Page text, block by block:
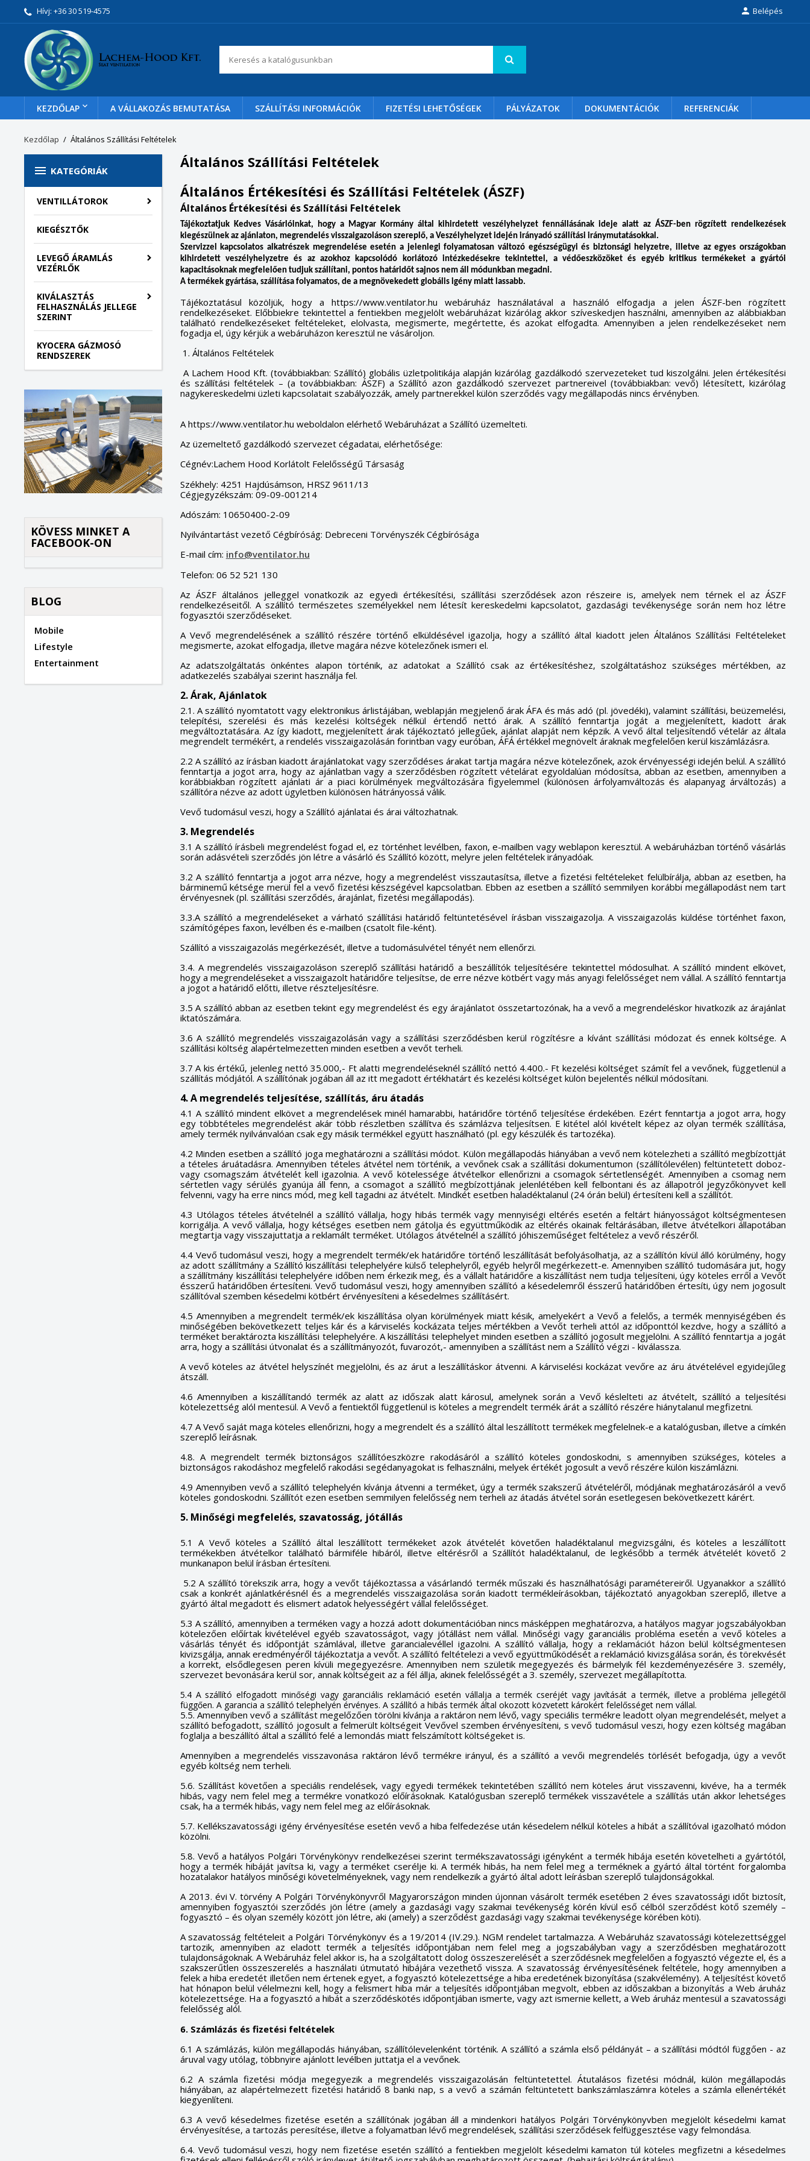
Hívj: +36 30 519-4575  Belépés
KEZDŐLAP A VÁLLAKOZÁS BEMUTATÁSA SZÁLLÍTÁSI INFORMÁCIÓK FIZETÉSI LEHETŐSÉGEK PÁLYÁZATOK DOKUMENTÁCIÓK REFERENCIÁK
Kezdőlap Általános Szállítási Feltételek
 KATEGÓRIÁK
VENTILLÁTOROK
KIEGÉSZTŐK
LEVEGŐ ÁRAMLÁS
VEZÉRLŐK
KIVÁLASZTÁS
FELHASZNÁLÁS JELLEGE
SZERINT
KYOCERA GÁZMOSÓ
RENDSZEREK
KÖVESS MINKET A
FACEBOOK-ON
BLOG
Mobile
Lifestyle
Entertainment
Általános Szállítási Feltételek
Általános Értékesítési és Szállítási Feltételek (ÁSZF)
Általános Értékesítési és Szállítási Feltételek
Tájékoztatjuk Kedves Vásárlóinkat, hogy a Magyar Kormány által kihirdetett veszélyhelyzet fennállásának ideje alatt az ÁSZF-ben rögzített rendelkezések
kiegészülnek az ajánlaton, megrendelés visszaigazoláson szereplő, a Veszélyhelyzet idején irányadó szállítási iránymutatásokkal.
Szervizzel kapcsolatos alkatrészek megrendelése esetén a jelenlegi folyamatosan változó egészségügyi és biztonsági helyzetre, illetve az egyes országokban
kihirdetett veszélyhelyzetre és az azokhoz kapcsolódó korlátozó intézkedésekre tekintettel, a védőeszközöket és egyéb kritikus termékeket a gyártói
kapacitásoknak megfelelően tudjuk szállítani, pontos határidőt sajnos nem áll módunkban megadni.
A termékek gyártása, szállítása folyamatos, de a megnövekedett globális igény miatt lassabb.
Tájékoztatásul közöljük, hogy a https://www.ventilator.hu webáruház használatával a használó elfogadja a jelen ÁSZF-ben rögzített
rendelkezéseket. Előbbiekre tekintettel a fentiekben megjelölt webáruházat kizárólag akkor szíveskedjen használni, amennyiben az alábbiakban
található rendelkezéseket feltételeket, elolvasta, megismerte, megértette, és azokat elfogadta. Amennyiben a jelen rendelkezéseket nem
fogadja el, úgy kérjük a webáruházon keresztül ne vásároljon.
1. Általános Feltételek
A Lachem Hood Kft. (továbbiakban: Szállító) globális üzletpolitikája alapján kizárólag gazdálkodó szervezeteket tud kiszolgálni. Jelen értékesítési
és szállítási feltételek – (a továbbiakban: ÁSZF) a Szállító azon gazdálkodó szervezet partnereivel (továbbiakban: vevő) létesített, kizárólag
nagykereskedelmi üzleti kapcsolatait szabályozzák, amely partnerekkel külön szerződés vagy megállapodás nincs érvényben.
A https://www.ventilator.hu weboldalon elérhető Webáruházat a Szállító üzemelteti.
Az üzemeltető gazdálkodó szervezet cégadatai, elérhetősége:
Cégnév:Lachem Hood Korlátolt Felelősségű Társaság
Székhely: 4251 Hajdúsámson, HRSZ 9611/13
Cégjegyzékszám: 09-09-001214
Adószám: 10650400-2-09
Nyilvántartást vezető Cégbíróság: Debreceni Törvényszék Cégbírósága
E-mail cím: info@ventilator.hu
Telefon: 06 52 521 130
Az ÁSZF általános jelleggel vonatkozik az egyedi értékesítési, szállítási szerződések azon részeire is, amelyek nem térnek el az ÁSZF
rendelkezéseitől. A szállító természetes személyekkel nem létesít kereskedelmi kapcsolatot, gazdasági tevékenysége során nem hoz létre
fogyasztói szerződéseket.
A Vevő megrendelésének a szállító részére történő elküldésével igazolja, hogy a szállító által kiadott jelen Általános Szállítási Feltételeket
megismerte, azokat elfogadja, illetve magára nézve kötelezőnek ismeri el.
Az adatszolgáltatás önkéntes alapon történik, az adatokat a Szállító csak az értékesítéshez, szolgáltatáshoz szükséges mértékben, az
adatkezelés szabályai szerint használja fel.
2. Árak, Ajánlatok
2.1. A szállító nyomtatott vagy elektronikus árlistájában, weblapján megjelenő árak ÁFA és más adó (pl. jövedéki), valamint szállítási, beüzemelési,
telepítési, szerelési és más kezelési költségek nélkül értendő nettó árak. A szállító fenntartja jogát a megjelenített, kiadott árak
megváltoztatására. Az így kiadott, megjelenített árak tájékoztató jellegűek, ajánlat alapját nem képzik. A vevő által teljesítendő vételár az általa
megrendelt termékért, a rendelés visszaigazolásán forintban vagy euróban, ÁFÁ értékkel megnövelt áraknak megfelelően kerül kiszámlázásra.
2.2 A szállító az írásban kiadott árajánlatokat vagy szerződéses árakat tartja magára nézve kötelezőnek, azok érvényességi idején belül. A szállító
fenntartja a jogot arra, hogy az ajánlatban vagy a szerződésben rögzített vételárat egyoldalúan módosítsa, abban az esetben, amennyiben a
korábbiakban rögzített ajánlati ár a piaci körülmények megváltozására figyelemmel (különösen árfolyamváltozás és alapanyag árváltozás) a
szállítóra nézve az adott ügyletben különösen hátrányossá válik.
Vevő tudomásul veszi, hogy a Szállító ajánlatai és árai változhatnak.
3. Megrendelés
3.1 A szállító írásbeli megrendelést fogad el, ez történhet levélben, faxon, e-mailben vagy weblapon keresztül. A webáruházban történő vásárlás
során adásvételi szerződés jön létre a vásárló és Szállító között, melyre jelen feltételek irányadóak.
3.2 A szállító fenntartja a jogot arra nézve, hogy a megrendelést visszautasítsa, illetve a fizetési feltételeket felülbírálja, abban az esetben, ha
bárminemű kétsége merül fel a vevő fizetési készségével kapcsolatban. Ebben az esetben a szállító semmilyen korábbi megállapodást nem tart
érvényesnek (pl. szállítási szerződés, árajánlat, fizetési megállapodás).
3.3.A szállító a megrendeléseket a várható szállítási határidő feltüntetésével írásban visszaigazolja. A visszaigazolás küldése történhet faxon,
számítógépes faxon, levélben és e-mailben (csatolt file-ként).
Szállító a visszaigazolás megérkezését, illetve a tudomásulvétel tényét nem ellenőrzi.
3.4. A megrendelés visszaigazoláson szereplő szállítási határidő a beszállítók teljesítésére tekintettel módosulhat. A szállító mindent elkövet,
hogy a megrendeléseket a visszaigazolt határidőre teljesítse, de erre nézve kötbért vagy más anyagi felelősséget nem vállal. A szállító fenntartja
a jogot a határidő előtti, illetve részteljesítésre.
3.5 A szállító abban az esetben tekint egy megrendelést és egy árajánlatot összetartozónak, ha a vevő a megrendeléskor hivatkozik az árajánlat
iktatószámára.
3.6 A szállító megrendelés visszaigazolásán vagy a szállítási szerződésben kerül rögzítésre a kívánt szállítási módozat és ennek költsége. A
szállítási költség alapértelmezetten minden esetben a vevőt terheli.
3.7 A kis értékű, jelenleg nettó 35.000,- Ft alatti megrendeléseknél szállító nettó 4.400.- Ft kezelési költséget számít fel a vevőnek, függetlenül a
szállítás módjától. A szállítónak jogában áll az itt megadott értékhatárt és kezelési költséget külön bejelentés nélkül módosítani.
4. A megrendelés teljesítése, szállítás, áru átadás
4.1 A szállító mindent elkövet a megrendelések minél hamarabbi, határidőre történő teljesítése érdekében. Ezért fenntartja a jogot arra, hogy
egy többtételes megrendelést akár több részletben szállítva és számlázva teljesítsen. E kitétel alól kivételt képez az olyan termék szállítása,
amely termék nyilvánvalóan csak egy másik termékkel együtt használható (pl. egy készülék és tartozéka).
4.2 Minden esetben a szállító joga meghatározni a szállítási módot. Külön megállapodás hiányában a vevő nem kötelezheti a szállító megbízottját
a tételes áruátadásra. Amennyiben tételes átvétel nem történik, a vevőnek csak a szállítási dokumentumon (szállítólevélen) feltüntetett doboz-
vagy csomagszám átvételét kell igazolnia. A vevő kötelessége átvételkor ellenőrizni a csomagok sértetlenségét. Amennyiben a csomag nem
sértetlen vagy sérülés gyanúja áll fenn, a csomagot a szállító megbízottjának jelenlétében kell felbontani és az állapotról jegyzőkönyvet kell
felvenni, vagy ha erre nincs mód, meg kell tagadni az átvételt. Mindkét esetben haladéktalanul (24 órán belül) értesíteni kell a szállítót.
4.3 Utólagos tételes átvételnél a szállító vállalja, hogy hibás termék vagy mennyiségi eltérés esetén a feltárt hiányosságot költségmentesen
korrigálja. A vevő vállalja, hogy kétséges esetben nem gátolja és együttműködik az eltérés okainak feltárásában, illetve átvételkori állapotában
megtartja vagy visszajuttatja a reklamált terméket. Utólagos átvételnél a szállító jóhiszeműséget feltételez a vevő részéről.
4.4 Vevő tudomásul veszi, hogy a megrendelt termék/ek határidőre történő leszállítását befolyásolhatja, az a szállítón kívül álló körülmény, hogy
az adott szállítmány a Szállító kiszállítási telephelyére külső telephelyről, egyéb helyről megérkezett-e. Amennyiben szállító tudomására jut, hogy
a szállítmány kiszállítási telephelyére időben nem érkezik meg, és a vállalt határidőre a kiszállítást nem tudja teljesíteni, úgy köteles erről a Vevőt
ésszerű határidőben értesíteni. Vevő tudomásul veszi, hogy amennyiben szállító a késedelemről ésszerű határidőben értesíti, úgy nem jogosult
szállítóval szemben késedelmi kötbért érvényesíteni a késedelmes szállításért.
4.5 Amennyiben a megrendelt termék/ek kiszállítása olyan körülmények miatt késik, amelyekért a Vevő a felelős, a termék mennyiségében és
minőségében bekövetkezett teljes kár és a kárviselés kockázata teljes mértékben a Vevőt terheli attól az időponttól kezdve, hogy a szállító a
terméket beraktározta kiszállítási telephelyére. A kiszállítási telephelyet minden esetben a szállító jogosult megjelölni. A szállító fenntartja a jogát
arra, hogy a szállítási útvonalat és a szállítmányozót, fuvarozót,- amennyiben a szállítást nem a Szállító végzi - kiválassza.
A vevő köteles az átvétel helyszínét megjelölni, és az árut a leszállításkor átvenni. A kárviselési kockázat vevőre az áru átvételével egyidejűleg
átszáll.
4.6 Amennyiben a kiszállítandó termék az alatt az időszak alatt károsul, amelynek során a Vevő késlelteti az átvételt, szállító a teljesítési
kötelezettség alól mentesül. A Vevő a fentiektől függetlenül is köteles a megrendelt termék árát a szállító részére hiánytalanul megfizetni.
4.7 A Vevő saját maga köteles ellenőrizni, hogy a megrendelt és a szállító által leszállított termékek megfelelnek-e a katalógusban, illetve a címkén
szereplő leírásnak.
4.8. A megrendelt termék biztonságos szállítóeszközre rakodásáról a szállító köteles gondoskodni, s amennyiben szükséges, köteles a
biztonságos rakodáshoz megfelelő rakodási segédanyagokat is felhasználni, melyek értékét jogosult a vevő részére külön kiszámlázni.
4.9 Amennyiben vevő a szállító telephelyén kívánja átvenni a terméket, úgy a termék szakszerű átvételéről, módjának meghatározásáról a vevő
köteles gondoskodni. Szállítót ezen esetben semmilyen felelősség nem terheli az átadás átvétel során esetlegesen bekövetkezett kárért.
5. Minőségi megfelelés, szavatosság, jótállás
5.1 A Vevő köteles a Szállító által leszállított termékeket azok átvételét követően haladéktalanul megvizsgálni, és köteles a leszállított
termékekben átvételkor található bármiféle hibáról, illetve eltérésről a Szállítót haladéktalanul, de legkésőbb a termék átvételét követő 2
munkanapon belül írásban értesíteni.
5.2 A szállító törekszik arra, hogy a vevőt tájékoztassa a vásárlandó termék műszaki és használhatósági paramétereiről. Ugyanakkor a szállító
csak a konkrét ajánlatkérésnél és a megrendelés visszaigazolása során kiadott termékleírásokban, tájékoztató anyagokban szereplő, illetve a
gyártó által megadott és elismert adatok helyességért vállal felelősséget.
5.3 A szállító, amennyiben a terméken vagy a hozzá adott dokumentációban nincs másképpen meghatározva, a hatályos magyar jogszabályokban
kötelezően előírtak kivételével egyéb szavatosságot, vagy jótállást nem vállal. Minőségi vagy garanciális probléma esetén a vevő köteles a
vásárlás tényét és időpontját számlával, illetve garancialevéllel igazolni. A szállító vállalja, hogy a reklamációt házon belül költségmentesen
kivizsgálja, annak eredményéről tájékoztatja a vevőt. A szállító feltételezi a vevő együttműködését a reklamáció kivizsgálása során, és törekvését
a korrekt, elsődlegesen peren kívüli megegyezésre. Amennyiben nem születik megegyezés és bármelyik fél kezdeményezésére 3. személy,
szervezet bevonására kerül sor, annak költségeit az a fél állja, akinek felelősségét a 3. személy, szervezet megállapította.
5.4 A szállító elfogadott minőségi vagy garanciális reklamáció esetén vállalja a termék cseréjét vagy javítását a termék, illetve a probléma jellegétől
függően. A garancia a szállító telephelyén érvényes. A szállító a hibás termék által okozott közvetett károkért felelősséget nem vállal.
5.5. Amennyiben vevő a szállítást megelőzően törölni kívánja a raktáron nem lévő, vagy speciális termékre leadott olyan megrendelését, melyet a
szállító befogadott, szállító jogosult a felmerült költségeit Vevővel szemben érvényesíteni, s vevő tudomásul veszi, hogy ezen költség magában
foglalja a beszállító által a szállító felé a lemondás miatt felszámított költségeket is.
Amennyiben a megrendelés visszavonása raktáron lévő termékre irányul, és a szállító a vevői megrendelés törlését befogadja, úgy a vevőt
egyéb költség nem terheli.
5.6. Szállítást követően a speciális rendelések, vagy egyedi termékek tekintetében szállító nem köteles árut visszavenni, kivéve, ha a termék
hibás, vagy nem felel meg a termékre vonatkozó előírásoknak. Katalógusban szereplő termékek visszavétele a szállítás után akkor lehetséges
csak, ha a termék hibás, vagy nem felel meg az előírásoknak.
5.7. Kellékszavatossági igény érvényesítése esetén vevő a hiba felfedezése után késedelem nélkül köteles a hibát a szállítóval igazolható módon
közölni.
5.8. Vevő a hatályos Polgári Törvénykönyv rendelkezései szerint termékszavatossági igényként a termék hibája esetén követelheti a gyártótól,
hogy a termék hibáját javítsa ki, vagy a terméket cserélje ki. A termék hibás, ha nem felel meg a terméknek a gyártó által történt forgalomba
hozatalakor hatályos minőségi követelményeknek, vagy nem rendelkezik a gyártó által adott leírásban szereplő tulajdonságokkal.
A 2013. évi V. törvény A Polgári Törvénykönyvről Magyarországon minden újonnan vásárolt termék esetében 2 éves szavatossági időt biztosít,
amennyiben fogyasztói szerződés jön létre (amely a gazdasági vagy szakmai tevékenység körén kívül eső célból szerződést kötő személy –
fogyasztó – és olyan személy között jön létre, aki (amely) a szerződést gazdasági vagy szakmai tevékenysége körében köti).
A szavatosság feltételeit a Polgári Törvénykönyv és a 19/2014 (IV.29.). NGM rendelet tartalmazza. A Webáruház szavatossági kötelezettséggel
tartozik, amennyiben az eladott termék a teljesítés időpontjában nem felel meg a jogszabályban vagy a szerződésben meghatározott
tulajdonságoknak. A Webáruház felel akkor is, ha a szolgáltatott dolog összeszerelését a szerződésnek megfelelően a fogyasztó végezte el, és a
szakszerűtlen összeszerelés a használati útmutató hibájára vezethető vissza. A szavatosság érvényesítésének feltétele, hogy amennyiben a
felek a hiba eredetét illetően nem értenek egyet, a fogyasztó kötelezettsége a hiba eredetének bizonyítása (szakvélemény). A teljesítést követő
hat hónapon belül vélelmezni kell, hogy a felismert hiba már a teljesítés időpontjában megvolt, ebben az időszakban a bizonyítás a Web áruház
kötelezettsége. Ha a fogyasztó a hibát a szerződéskötés időpontjában ismerte, vagy azt ismernie kellett, a Web áruház mentesül a szavatossági
felelősség alól.
6. Számlázás és fizetési feltételek
6.1 A számlázás, külön megállapodás hiányában, szállítólevelenként történik. A szállító a számla első példányát – a szállítási módtól függően - az
áruval vagy utólag, többnyire ajánlott levélben juttatja el a vevőnek.
6.2 A számla fizetési módja megegyezik a megrendelés visszaigazolásán feltüntetettel. Átutalásos fizetési módnál, külön megállapodás
hiányában, az alapértelmezett fizetési határidő 8 banki nap, s a vevő a számán feltüntetett bankszámlaszámra köteles a számla ellenértékét
kiegyenlíteni.
6.3 A vevő késedelmes fizetése esetén a szállítónak jogában áll a mindenkori hatályos Polgári Törvénykönyvben megjelölt késedelmi kamat
érvényesítése, a tartozás peresítése, illetve a folyamatban lévő megrendelések, szállítási szerződések felfüggesztése vagy felmondása.
6.4. Vevő tudomásul veszi, hogy nem fizetése esetén szállító a fentiekben megjelölt késedelmi kamaton túl köteles megfizetni a késedelmes
Kívánságlistáim ×
add_circle_outline Új lista létrehozása
((confirmMessage))
Kívánságlista létrehozása ×
Kívánságlista neve
Mégsem Kívánságlista létrehozása
Be kell jelentkezned a termékek kívánságlistába történő mentéséhez.